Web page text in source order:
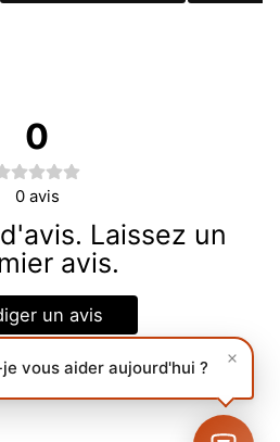
0
0 avis
Laissez un
avis.
un avis
vous aider aujourd'hui ?